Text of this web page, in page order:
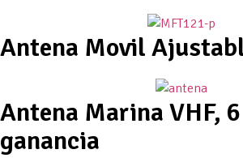
Antena Movil
Antena Marina VHF,
ganancia